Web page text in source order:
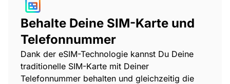
Behalte Deine SIM-Karte und
Telefonnummer
Dank der eSIM-Technologie kannst Du Deine
traditionelle SIM-Karte mit Deiner
Telefonnummer behalten und gleichzeitig die